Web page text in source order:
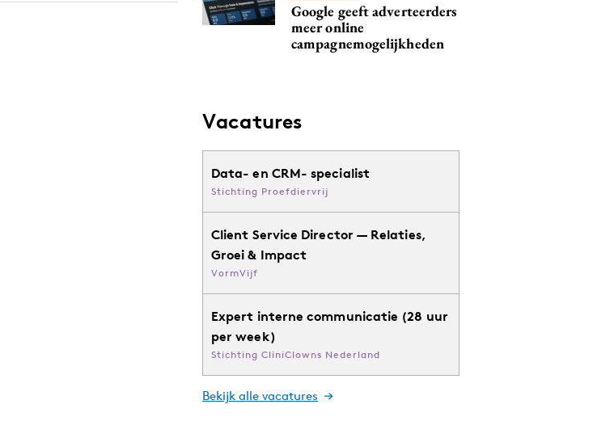
Google geeft adverteerders
meer online
campagnemogelijkheden
Vacatures
Data- en CRM- specialist
Stichting Proefdiervrij
Client Service Director — Relaties,
Groei & Impact
VormVijf
Expert interne communicatie (28 uur
per week)
Stichting CliniClowns Nederland
Bekijk alle vacatures